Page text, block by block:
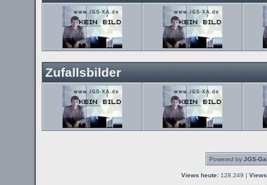
Zufallsbilder
Powered by JGS-
Views heute: 128.249 |